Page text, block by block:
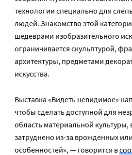
технологии специально для
людей. Знакомство этой
шедеврами изобразительного
ограничивается скульптурой,
архитектуры, предметами
искусства.
Выставка «Видеть невидимое»
чтобы сделать доступной для
область материальной культуры,
затруднено из-за врожденных
особенностей», — говорится в